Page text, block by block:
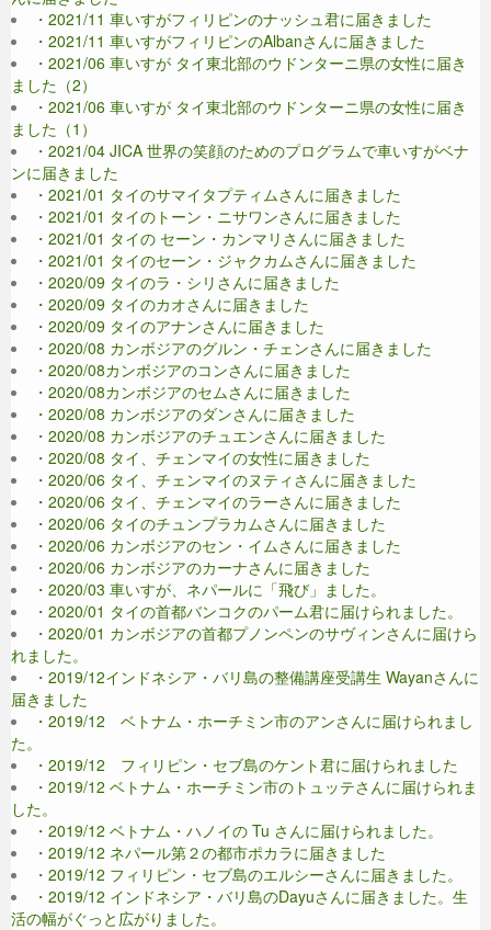
・2021/11 車いすがフィリピンのナッシュ君に届きました
・2021/11 車いすがフィリピンのAlbanさんに届きました
・2021/06 車いすが タイ東北部のウドンターニ県の女性に届き
ました（2）
・2021/06 車いすが タイ東北部のウドンターニ県の女性に届き
ました（1）
・2021/04 JICA 世界の笑顔のためのプログラムで車いすがベナ
ンに届きました
・2021/01 タイのサマイタプティムさんに届きました
・2021/01 タイのトーン・ニサワンさんに届きました
・2021/01 タイの セーン・カンマリさんに届きました
・2021/01 タイのセーン・ジャクカムさんに届きました
・2020/09 タイのラ・シリさんに届きました
・2020/09 タイのカオさんに届きました
・2020/09 タイのアナンさんに届きました
・2020/08 カンボジアのグルン・チェンさんに届きました
・2020/08カンボジアのコンさんに届きました
・2020/08カンボジアのセムさんに届きました
・2020/08 カンボジアのダンさんに届きました
・2020/08 カンボジアのチュエンさんに届きました
・2020/08 タイ、チェンマイの女性に届きました
・2020/06 タイ、チェンマイのヌティさんに届きました
・2020/06 タイ、チェンマイのラーさんに届きました
・2020/06 タイのチュンプラカムさんに届きました
・2020/06 カンボジアのセン・イムさんに届きました
・2020/06 カンボジアのカーナさんに届きました
・2020/03 車いすが、ネパールに「飛び」ました。
・2020/01 タイの首都バンコクのパーム君に届けられました。
・2020/01 カンボジアの首都プノンペンのサヴィンさんに届けら
れました。
・2019/12インドネシア・バリ島の整備講座受講生 Wayanさんに
届きました
・2019/12 ベトナム・ホーチミン市のアンさんに届けられまし
た。
・2019/12 フィリピン・セブ島のケント君に届けられました
・2019/12 ベトナム・ホーチミン市のトュッテさんに届けられま
した。
・2019/12 ベトナム・ハノイの Tu さんに届けられました。
・2019/12 ネパール第２の都市ポカラに届きました
・2019/12 フィリピン・セブ島のエルシーさんに届きました。
・2019/12 インドネシア・バリ島のDayuさんに届きました。生
活の幅がぐっと広がりました。